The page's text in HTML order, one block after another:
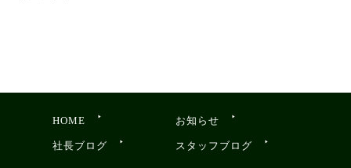
HOME お知らせ
社長ブログ スタッフブログ